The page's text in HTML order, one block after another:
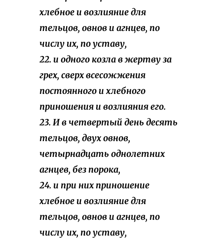
хлебное и возлияние для
тельцов, овнов и агнцев, по
числу их, по уставу,
22. и одного козла в жертву за
грех, сверх всесожжения
постоянного и хлебного
приношения и возлияния его.
23. И в четвертый день десять
тельцов, двух овнов,
четырнадцать однолетних
агнцев, без порока,
24. и при них приношение
хлебное и возлияние для
тельцов, овнов и агнцев, по
числу их, по уставу,